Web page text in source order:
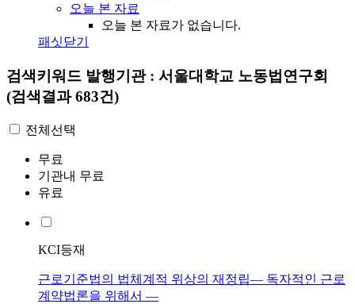
오늘 본 자료
오늘 본 자료가 없습니다.
패싯닫기
검색키워드 발행기관 : 서울대학교 노동법연구회
(검색결과 683건)
전체선택
무료
기관내 무료
유료
KCI등재
근로기준법의 법체계적 위상의 재정립― 독자적인 근로
계약법론을 위해서 ―